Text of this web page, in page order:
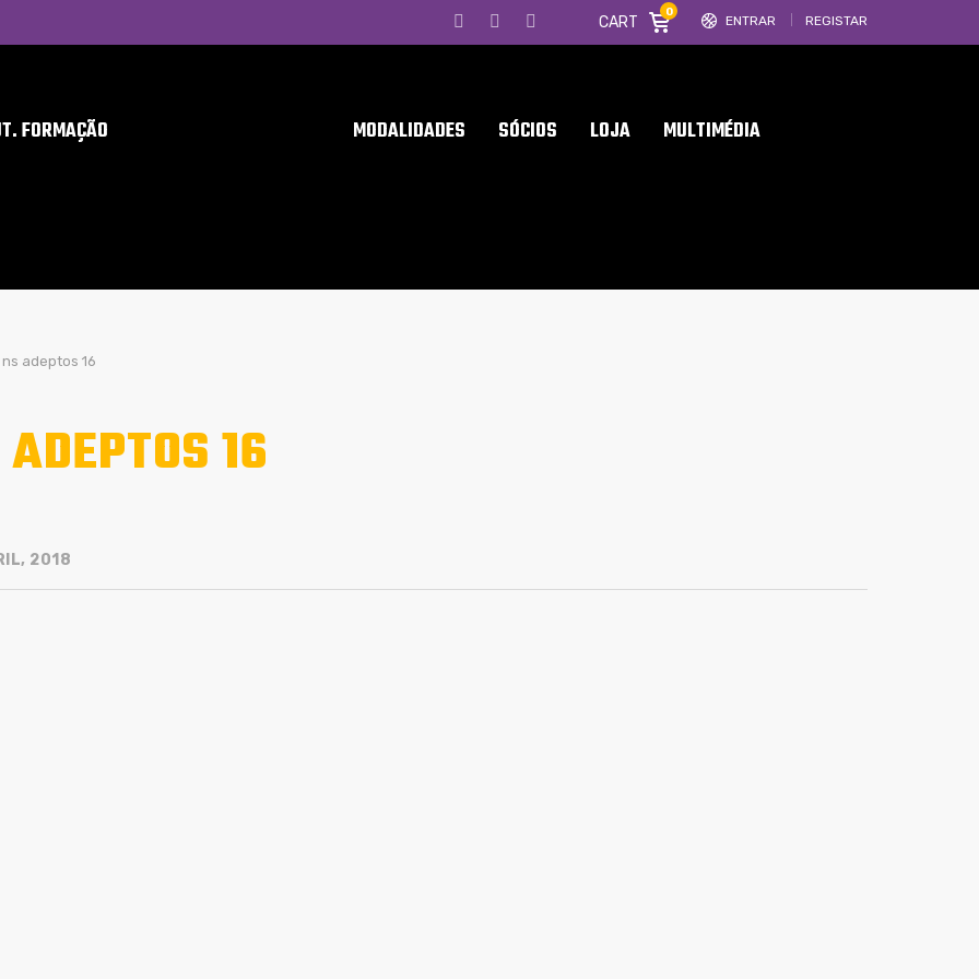
ENTRAR REGISTAR
CART
0
FORMAÇÃO MODALIDADES SÓCIOS LOJA MULTIMÉDIA
ns adeptos 16
16
2018